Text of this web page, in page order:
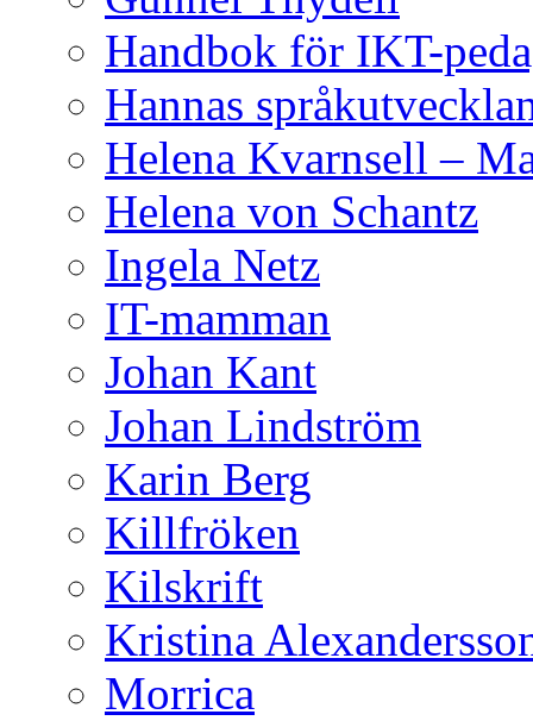
Handbok för IKT-
Hannas
Helena Kvarnsell –
Helena von Schantz
Ingela Netz
IT-mamman
Johan Kant
Johan Lindström
Karin Berg
Killfröken
Kilskrift
Kristina
Morrica